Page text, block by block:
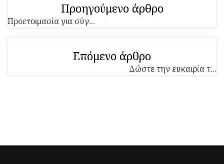
Προηγούμενο άρθρο
Προετοιμασία για σύγ...
Επόμενο άρθρο
Δώστε την ευκαιρία τ...